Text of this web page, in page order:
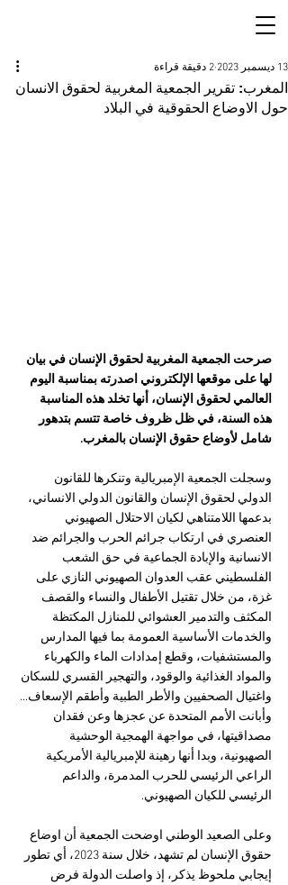
المغرب: تقرير الجمعية المغربية لحقوق الانسان
حول الاوضاع الحقوقية في البلاد
13 ديسمبر 2023 2 دقيقة قراءة
صرحت الجمعية المغربية لحقوق الإنسان في بيان
لها على موقعها الإلكتروني اصدرته بمناسبة اليوم
العالمي لحقوق الإنسان، أنها تخلد هذه المناسبة
هذه السنة، في ظل ظروف خاصة تتسم بتدهور
شامل لأوضاع حقوق الإنسان بالمغرب.
وسجلت الجمعية الإمبريالية وتنكرها للقانون
الدولي لحقوق الإنسان والقانون الدولي الانساني،
بدعمها اللامتناهي لكيان الاحتلال الصهيوني
العنصري في ارتكاب جرائم الحرب والجرائم ضد
الانسانية والإبادة الجماعية في حق الشعب
الفلسطيني عقب العدوان الصهيوني النازي على
غزة، من خلال تقتيل الأطفال والنساء والقصف
المكثف والتدمير العشوائي للمنازل المكتظة
والخدمات الأساسية العمومة بما فيها المدارس
والمستشفيات، وقطع إمدادات الماء والكهرباء
والمواد الغذائية والوقود، والتهجير القسري للسكان
واغتيال الصحفيين والأطر الطبية وأطقم الإسعاف...
وأبانت الأمم المتحدة عن عجزها وعن فقدان
مصداقيتها، في مواجهة الهمجية الوحشية
الصهيونية، وبدا أنها رهينة للإمبريالية الأمريكية
الراعي الرئيسي للحرب المدمرة، والداعم
الرئيسي للكيان الصهيوني.
وعلى الصعيد الوطني اوضحت الجمعية أن اوضاع
حقوق الإنسان لم تشهد، خلال سنة 2023، أي تطور
إيجابي ملحوظ يذكر، إذ واصلت الدولة فرض